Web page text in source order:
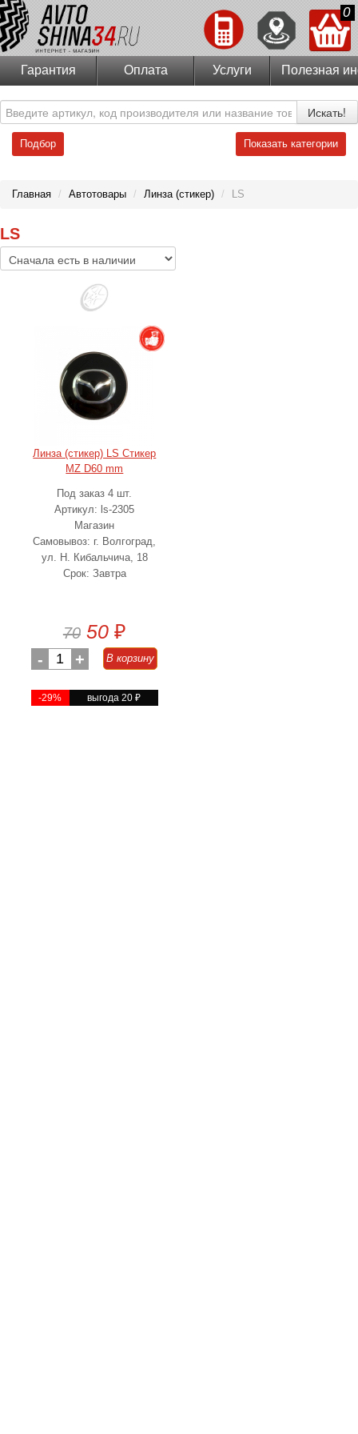
0
Гарантия Оплата Услуги Полезная
Искать!
Подбор Показать категории
Главная / Автотовары / Линза (стикер) / LS
LS
Линза (стикер) LS Стикер
MZ D60 mm
Под заказ 4 шт.
Артикул: ls-2305
Магазин
Самовывоз: г. Волгоград,
ул. Н. Кибальчича, 18
Срок: Завтра
70 50 ₽
- 1 + В корзину
-29% выгода 20 ₽